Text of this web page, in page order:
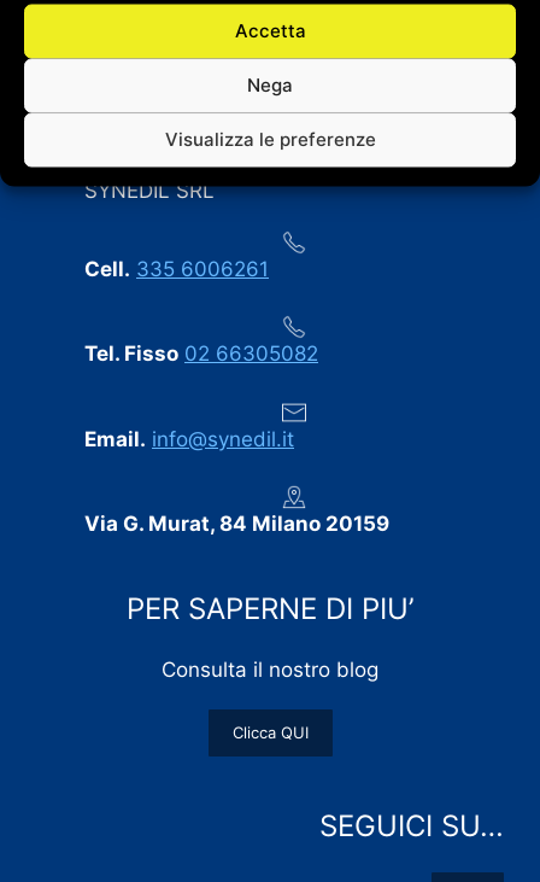
Accetta
Nega
Visualizza le preferenze
CONTATTI
SYNEDIL SRL
Cell. 335 6006261
Tel. Fisso 02 66305082
Email. info@synedil.it
Via G. Murat, 84 Milano 20159
PER SAPERNE DI PIU’
Consulta il nostro blog
Clicca QUI
SEGUICI SU…